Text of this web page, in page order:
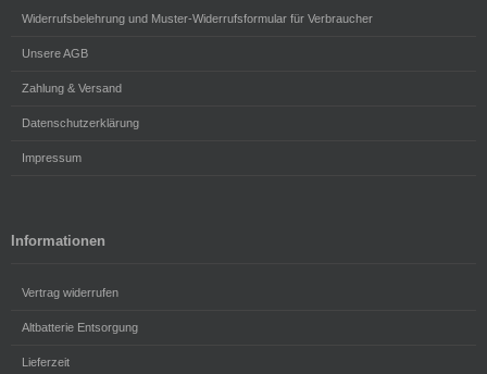
Widerrufsbelehrung und Muster-Widerrufsformular für Verbraucher
Unsere AGB
Zahlung & Versand
Datenschutzerklärung
Impressum
Informationen
Vertrag widerrufen
Altbatterie Entsorgung
Lieferzeit